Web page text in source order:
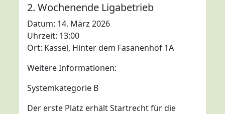
2. Wochenende Ligabetrieb
Datum: 14. März 2026
Uhrzeit: 13:00
Ort: Kassel, Hinter dem Fasanenhof 1A
Weitere Informationen:
Systemkategorie B
Der erste Platz erhält Startrecht für die